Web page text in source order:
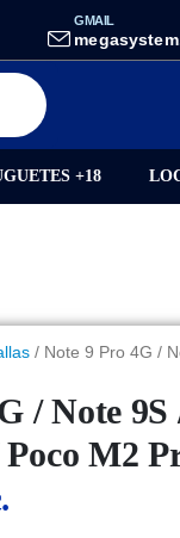
GMAIL
+18
MAX / NOTE 10 LITE /
/ Note 9 Pro 4G /
/ Note
M2